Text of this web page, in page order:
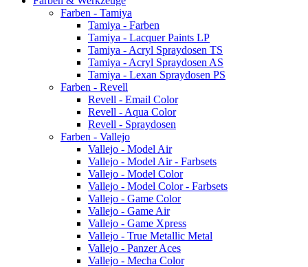
Farben - Tamiya
Tamiya - Farben
Tamiya - Lacquer Paints LP
Tamiya - Acryl Spraydosen TS
Tamiya - Acryl Spraydosen AS
Tamiya - Lexan Spraydosen PS
Farben - Revell
Revell - Email Color
Revell - Aqua Color
Revell - Spraydosen
Farben - Vallejo
Vallejo - Model Air
Vallejo - Model Air - Farbsets
Vallejo - Model Color
Vallejo - Model Color - Farbsets
Vallejo - Game Color
Vallejo - Game Air
Vallejo - Game Xpress
Vallejo - True Metallic Metal
Vallejo - Panzer Aces
Vallejo - Mecha Color